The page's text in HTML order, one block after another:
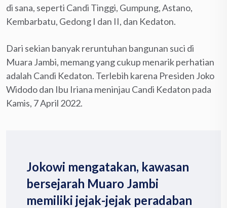
di sana, seperti Candi Tinggi, Gumpung, Astano,
Kembarbatu, Gedong I dan II, dan Kedaton.
Dari sekian banyak reruntuhan bangunan suci di
Muara Jambi, memang yang cukup menarik perhatian
adalah Candi Kedaton. Terlebih karena Presiden Joko
Widodo dan Ibu Iriana meninjau Candi Kedaton pada
Kamis, 7 April 2022.
Jokowi mengatakan, kawasan
bersejarah Muaro Jambi
memiliki jejak-jejak peradaban